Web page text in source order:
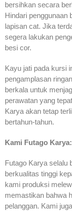
bersihkan secara
Hindari
lapisan cat. Jika
segera lakukan
besi cor.
Kayu jati pada kursi
pengamplasan
berkala untuk
perawatan yang
Karya akan tetap
bertahun-tahun.
Kami Futago
Futago Karya selalu
berkualitas tinggi
kami produksi
memastikan bahwa
pelanggan. Kami